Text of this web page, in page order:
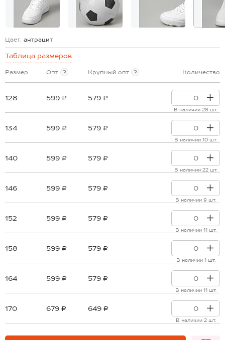
Цвет: антрацит
Таблица размеров
Размер Опт ? Крупный опт ? Количество
128 599 ₽ 579 ₽
В наличии 28 шт.
134 599 ₽ 579 ₽
В наличии 10 шт.
140 599 ₽ 579 ₽
В наличии 22 шт.
146 599 ₽ 579 ₽
В наличии 9 шт.
152 599 ₽ 579 ₽
В наличии 11 шт.
158 599 ₽ 579 ₽
В наличии 1 шт.
164 599 ₽ 579 ₽
В наличии 11 шт.
170 679 ₽ 649 ₽
В наличии 2 шт.